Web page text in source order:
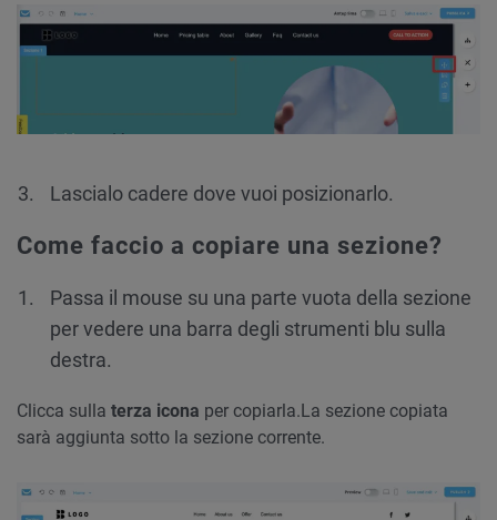
Lascialo cadere dove vuoi posizionarlo.
Come faccio a copiare una sezione?
Passa il mouse su una parte vuota della sezione
per vedere una barra degli strumenti blu sulla
destra.
Clicca sulla terza icona per copiarla.La sezione copiata
sarà aggiunta sotto la sezione corrente.